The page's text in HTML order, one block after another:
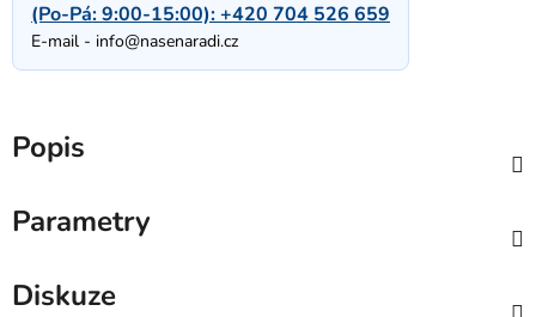
(Po-Pá: 9:00-15:00):+420 704 526 659
E-mail - info@nasenaradi.cz
Popis
Parametry
Diskuze